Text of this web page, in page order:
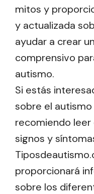
mitos y
y actualizada
ayudar a crear
comprensivo
autismo.
Si estás
sobre el
recomiendo leer
signos y
proporcionará
sobre los